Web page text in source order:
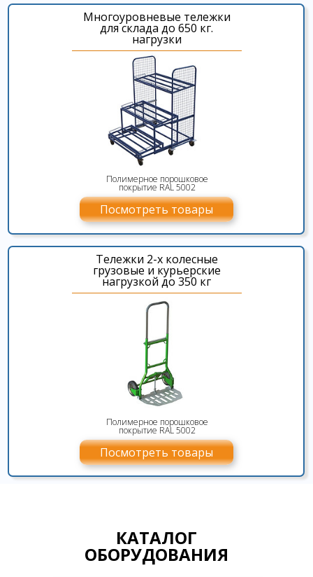
Посмотреть товары
Полимерное порошковое
покрытие RAL 5002
Тележки 2-х колесные
грузовые и курьерские
нагрузкой до 350 кг
Посмотреть товары
Полимерное порошковое
покрытие RAL 5002
Многоуровневые тележки
для склада до 650 кг.
нагрузки
КАТАЛОГ
ОБОРУДОВАНИЯ